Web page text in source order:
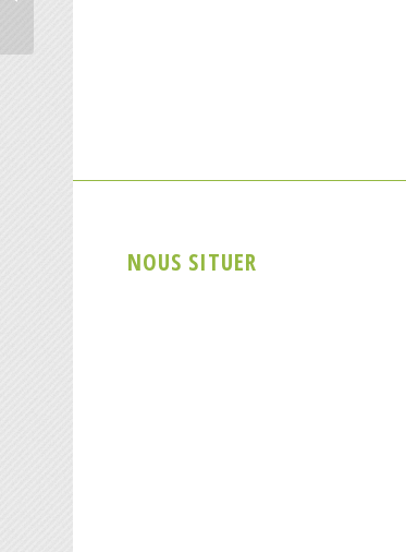
NOUS SITUER